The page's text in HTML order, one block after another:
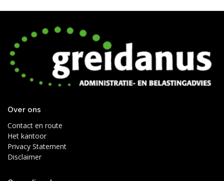
Over ons
Contact en route
Het kantoor
Privacy Statement
Disclaimer